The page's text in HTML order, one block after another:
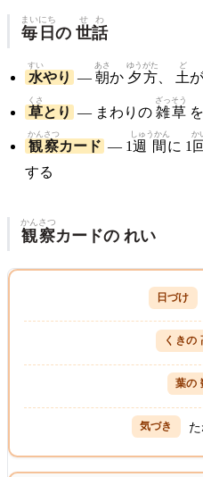
毎日
まいにち
の 世話
せわ
水
すい
やり — 朝
あさ
か 夕方
ゆうがた
土
ど
草
くさ
とり — まわりの 雑
ざっ
草
そう
を
観察
かんさつ
カード — 1週間
しゅうかん
に 1 回
か
する
観察
かんさつ
カードの れい